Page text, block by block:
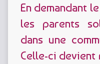
En demandant
les parents
dans une
Celle-ci devient